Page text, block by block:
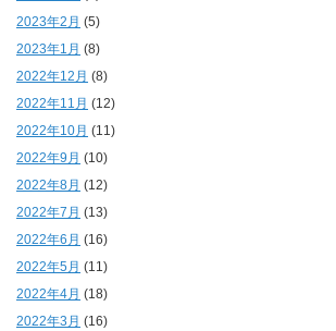
2023年2月 (5)
2023年1月 (8)
2022年12月 (8)
2022年11月 (12)
2022年10月 (11)
2022年9月 (10)
2022年8月 (12)
2022年7月 (13)
2022年6月 (16)
2022年5月 (11)
2022年4月 (18)
2022年3月 (16)